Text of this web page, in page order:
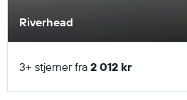
Riverhead
3+ stjerner fra 2 012 kr